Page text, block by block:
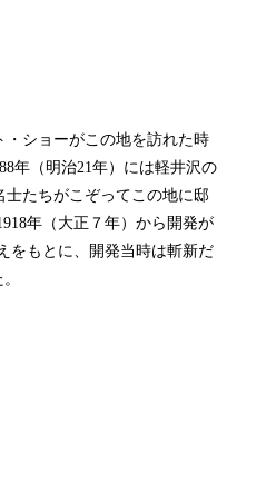
・ショーがこの地を訪れた時
年（明治21年）には軽井沢の
たちがこぞってこの地に邸
年（大正７年）から開発が
をもとに、開発当時は斬新だ